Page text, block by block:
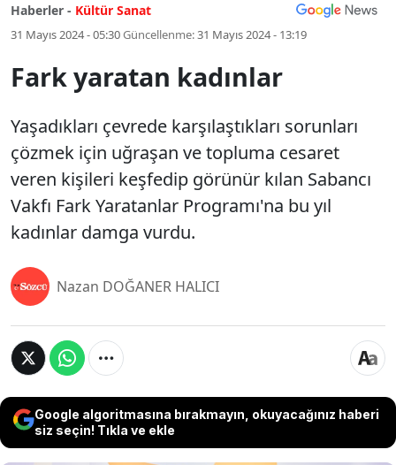
Haberler - Kültür Sanat
31 Mayıs 2024 - 05:30Güncellenme:31 Mayıs 2024 - 13:19
Fark yaratan kadınlar
Yaşadıkları çevrede karşılaştıkları sorunları
çözmek için uğraşan ve topluma cesaret
veren kişileri keşfedip görünür kılan Sabancı
Vakfı Fark Yaratanlar Programı'na bu yıl
kadınlar damga vurdu.
Nazan DOĞANER HALICI
Google algoritmasına bırakmayın, okuyacağınız haberi
siz seçin! Tıkla ve ekle